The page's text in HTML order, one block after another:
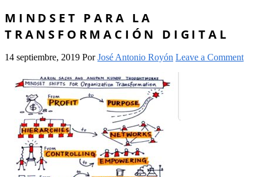
MINDSET PARA LA
TRANSFORMACIÓN DIGITAL
14 septiembre, 2019 PorJosé Antonio Royón Leave a Comment